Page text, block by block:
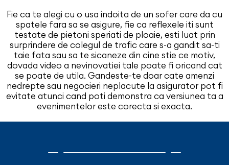
Fie ca te alegi cu o usa indoita de un sofer care da cu
spatele fara sa se asigure, fie ca reflexele iti sunt
testate de pietoni speriati de ploaie, esti luat prin
surprindere de colegul de trafic care s-a gandit sa-ti
taie fata sau sa te sicaneze din cine stie ce motiv,
dovada video a nevinovatiei tale poate fi oricand cat
se poate de utila. Gandeste-te doar cate amenzi
nedrepte sau negocieri neplacute la asigurator pot fi
evitate atunci cand poti demonstra ca versiunea ta a
evenimentelor este corecta si exacta.